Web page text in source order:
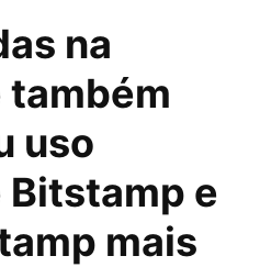
na
também
uso
Bitstamp e
mais